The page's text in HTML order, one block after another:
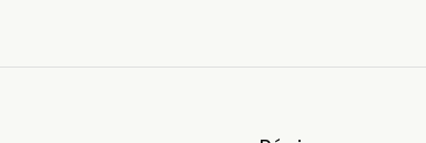
visitas. Situada na rua 8 Vicente Pires oferece acesso fácil a